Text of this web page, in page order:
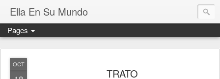
Ella En Su Mundo
Pages
OCT
TRATO